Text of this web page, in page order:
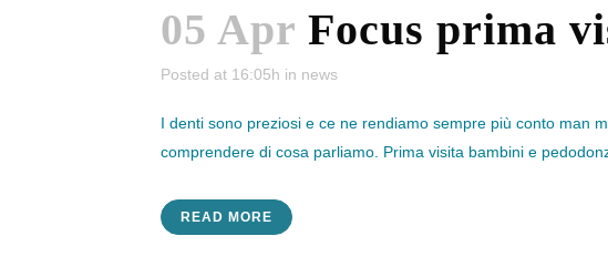
05 Apr Focus prima
Posted at 16:05h in news
I denti sono preziosi e ce ne rendiamo sempre più conto man
comprendere di cosa parliamo. Prima visita bambini e
READ MORE